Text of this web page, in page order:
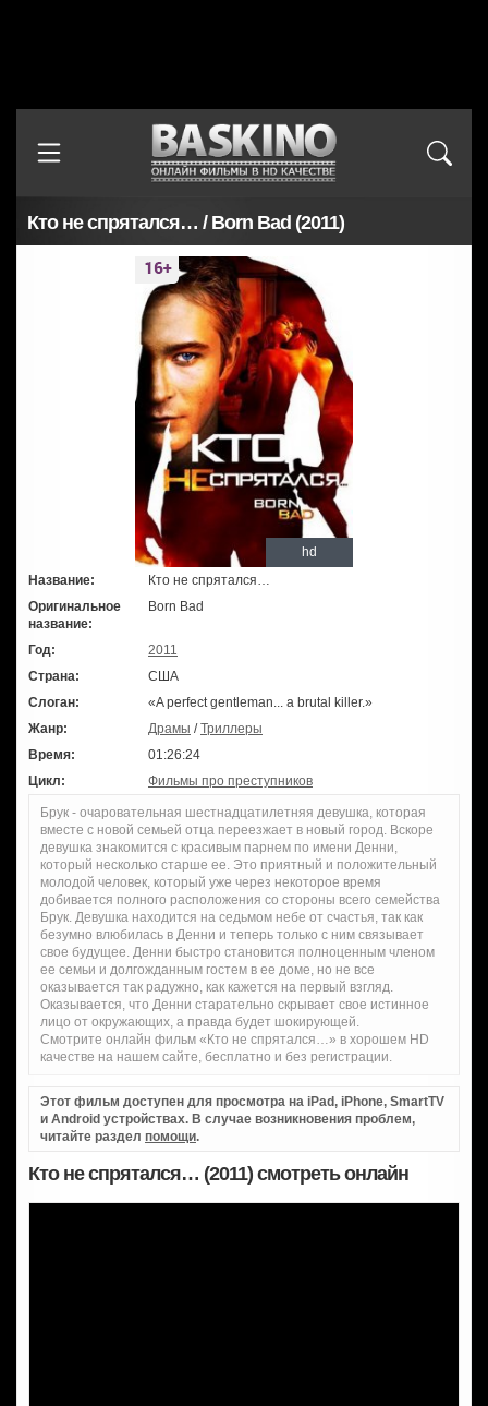
Кто не спрятался… / Born Bad (2011)
hd
Название:
Кто не спрятался…
Оригинальное
название:
Born Bad
Год:
2011
Страна:
США
Слоган:
«A perfect gentleman... a brutal killer.»
Жанр:
Драмы /Триллеры
Время:
01:26:24
Цикл:
Фильмы про преступников
Брук - очаровательная шестнадцатилетняя девушка, которая
вместе с новой семьей отца переезжает в новый город. Вскоре
девушка знакомится с красивым парнем по имени Денни,
который несколько старше ее. Это приятный и положительный
молодой человек, который уже через некоторое время
добивается полного расположения со стороны всего семейства
Брук. Девушка находится на седьмом небе от счастья, так как
безумно влюбилась в Денни и теперь только с ним связывает
свое будущее. Денни быстро становится полноценным членом
ее семьи и долгожданным гостем в ее доме, но не все
оказывается так радужно, как кажется на первый взгляд.
Оказывается, что Денни старательно скрывает свое истинное
лицо от окружающих, а правда будет шокирующей.
Смотрите онлайн фильм «Кто не спрятался…» в хорошем HD
качестве на нашем сайте, бесплатно и без регистрации.
Этот фильм доступен для просмотра на iPad, iPhone, SmartTV
и Android устройствах. В случае возникновения проблем,
читайте раздел помощи.
Кто не спрятался… (2011) смотреть онлайн